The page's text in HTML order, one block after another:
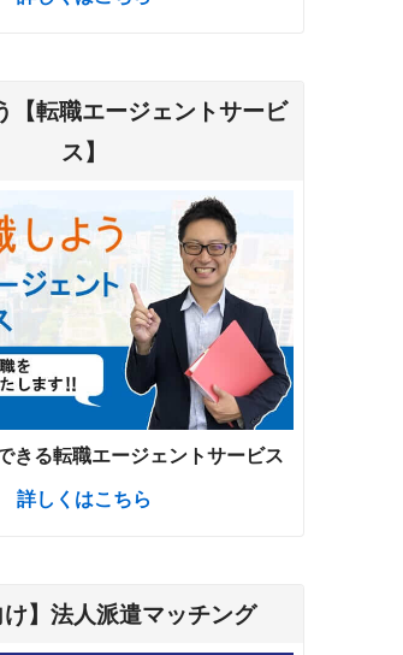
【転職エージェントサービ
ス】
きる転職エージェントサービス
詳しくはこちら
け】法人派遣マッチング